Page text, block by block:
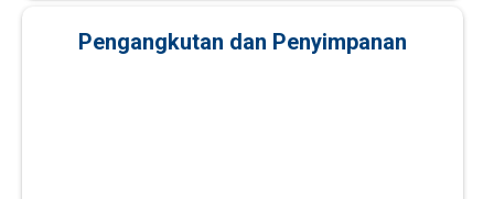
Pengangkutan dan Penyimpanan